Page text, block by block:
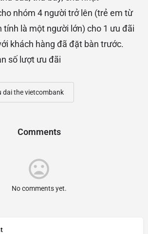
nhóm 4 người trở lên (trẻ em từ
tính là một người lớn) cho 1 ưu đãi
khách hàng đã đặt bàn trước.
số lượt ưu đãi
dai the vietcombank
Comments
No comments yet.